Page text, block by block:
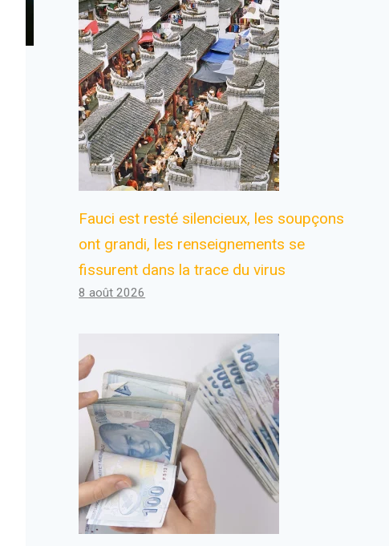
Fauci est resté silencieux, les soupçons
ont grandi, les renseignements se
fissurent dans la trace du virus
8 août 2026